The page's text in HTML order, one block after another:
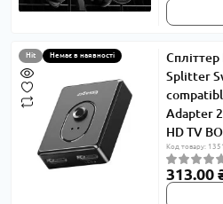
Hit Немає в наявності
Splitter
Adapter
HD TV
Код товару:
313.00